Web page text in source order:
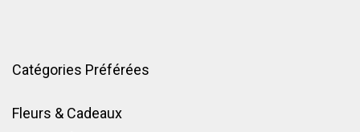
Catégories Préférées
Fleurs & Cadeaux